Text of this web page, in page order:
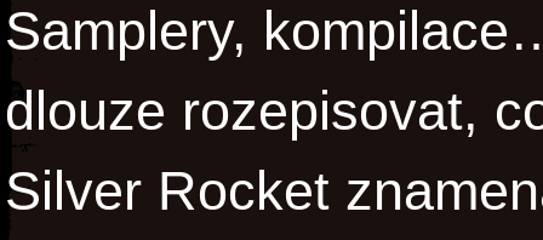
Samplery,
dlouze rozepisovat,
Silver Rocket